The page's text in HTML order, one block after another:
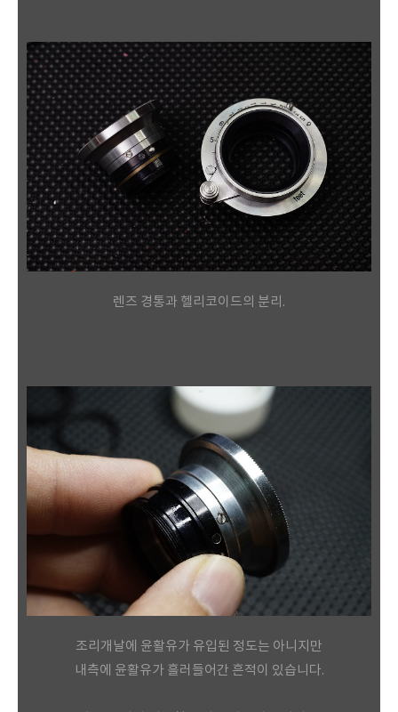
렌즈 경통과 헬리코이드의 분리.
조리개날에 윤활유가 유입된 정도는 아니지만
내측에 윤활유가 흘러들어간 흔적이 있습니다.